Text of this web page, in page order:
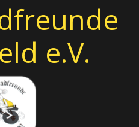
e.V.